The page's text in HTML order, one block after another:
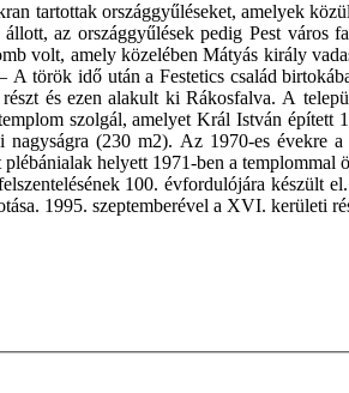
tartottak országgyűléseket, amelyek
állott, az országgyűlések pedig Pest
volt, amely közelében Mátyás király
A török idő után a Festetics család
és ezen alakult ki Rákosfalva. A
szolgál, amelyet Král István épített
nagyságra (230 m2). Az 1970-es évekre
helyett 1971-ben a
100. évfordulójára készült
1995. szeptemberével a XVI. kerületi